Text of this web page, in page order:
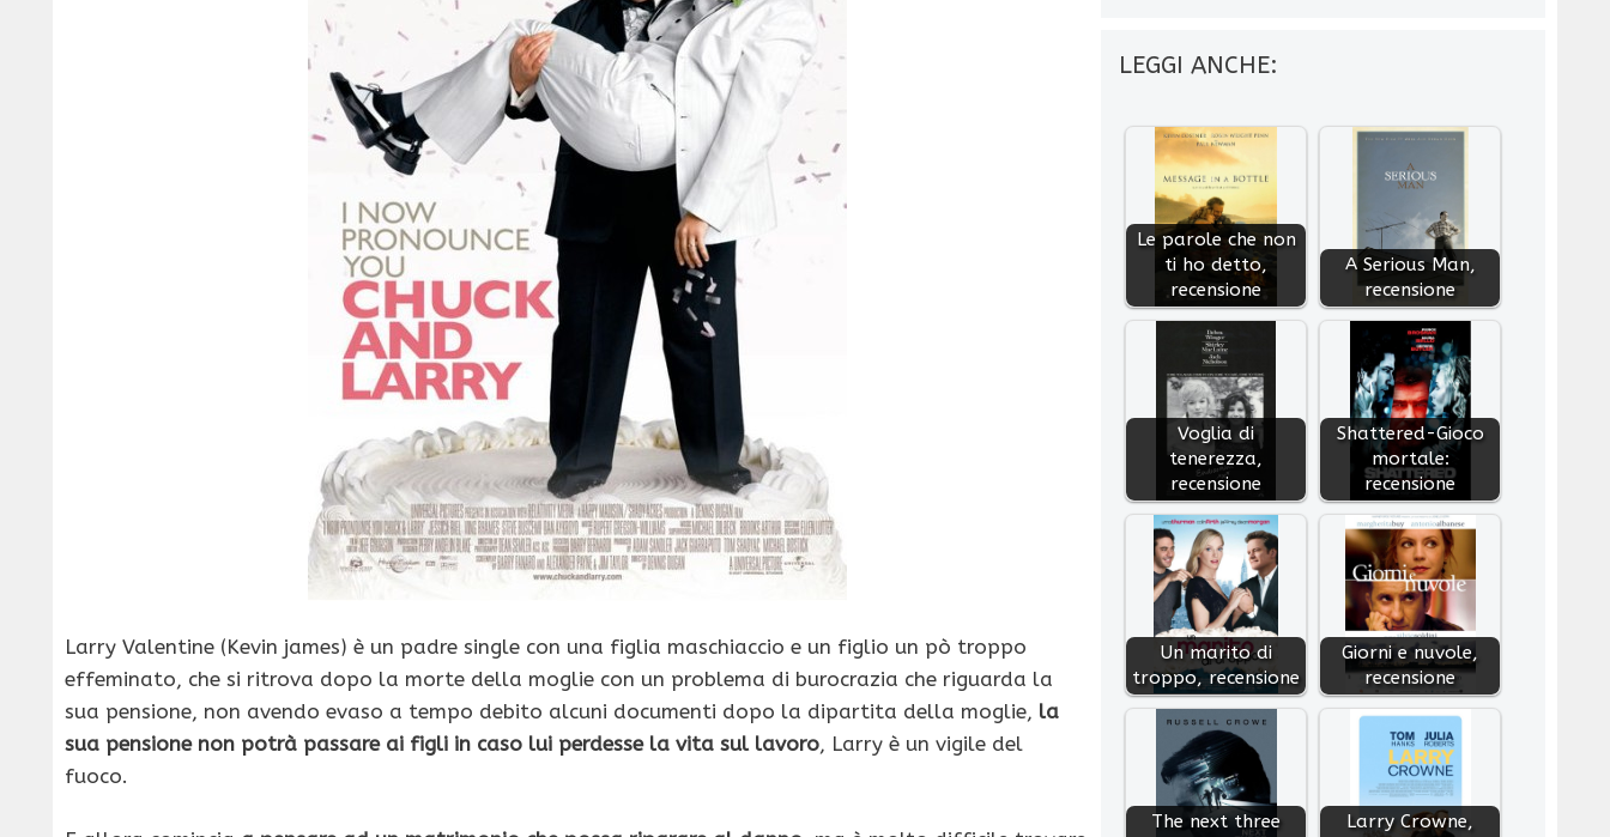
Larry Valentine (Kevin james) è un padre single con una figlia maschiaccio e un figlio un pò troppo
effeminato, che si ritrova dopo la morte della moglie con un problema di burocrazia che riguarda la
sua pensione, non avendo evaso a tempo debito alcuni documenti dopo la dipartita della moglie, la
sua pensione non potrà passare ai figli in caso lui perdesse la vita sul lavoro, Larry è un vigile del
fuoco.
LEGGI ANCHE:
Le parole che non
ti ho detto,
recensione
A Serious Man,
recensione
Voglia di
tenerezza,
recensione
Shattered-Gioco
mortale:
recensione
Un marito di
troppo, recensione
Giorni e nuvole,
recensione
The next three
Larry Crowne,